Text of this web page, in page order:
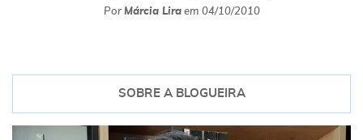
Por Márcia Liraem 04/10/2010
SOBRE A BLOGUEIRA